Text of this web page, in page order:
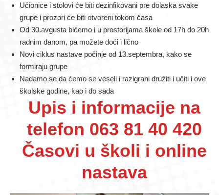
Učionice i stolovi će biti dezinfikovani pre dolaska svake
grupe i prozori će biti otvoreni tokom časa
Od 30.avgusta bićemo i u prostorijama škole od 17h do 20h
radnim danom, pa možete doći i lično
Novi ciklus nastave počinje od 13.septembra, kako se
formiraju grupe
Nadamo se da ćemo se veseli i razigrani družiti i učiti i ove
školske godine, kao i do sada
Upis i informacije na
telefon 063 81 40 420
Časovi u školi i online
nastava